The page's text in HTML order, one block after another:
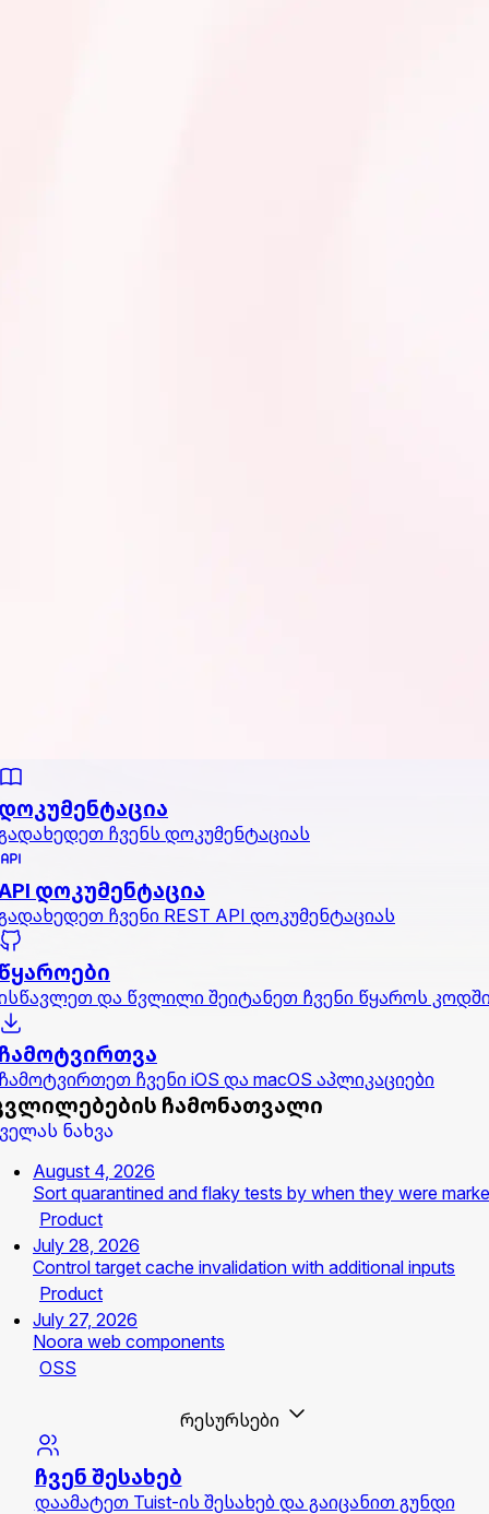
ჩვენს დოკუმენტაციას
დოკუმენტაცია
ჩვენი REST API დოკუმენტაციას
და წვლილი შეიტანეთ ჩვენი წყაროს
ჩვენი iOS და macOS აპლიკაციები
ჩამონათვალი
ნახვა
August 4, 2026
Sort quarantined and flaky tests by when they were
Product
July 28, 2026
Control target cache invalidation with additional inputs
Product
July 27, 2026
Noora web components
OSS
რესურსები
ჩვენ შესახებ
დაამატეთ Tuist-ის შესახებ და გაიცანით გუნდი